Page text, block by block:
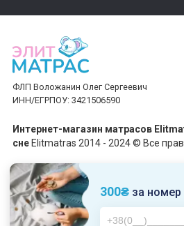
300₴за номер
ФЛП Воложанин Олег Сергеевич
ИНН/ЕГРПОУ: 3421506590
Интернет-магазин матрасов
сне Elitmatras 2014 - 2024 © Все
Принимаем платежи